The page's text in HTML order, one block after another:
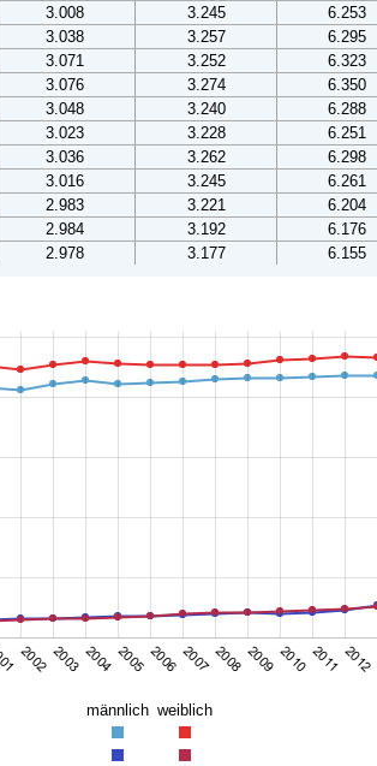
3.008 3.245
6.253
3.038 3.257
6.295
3.071 3.252
6.323
3.076 3.274
6.350
3.048 3.240
6.288
3.023 3.228
6.251
3.036 3.262
6.298
3.016 3.245
6.261
2.983 3.221
6.204
2.984 3.192
6.176
2.978 3.177 6.155
männlich weiblich